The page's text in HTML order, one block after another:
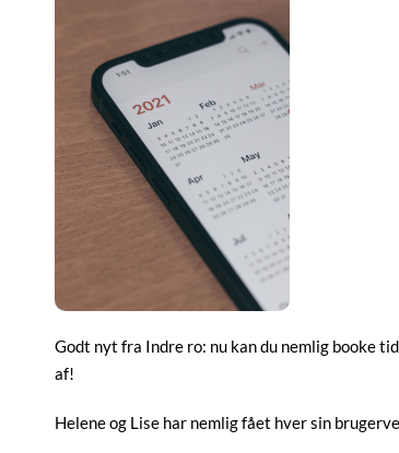
Godt nyt fra Indre ro: nu kan du nemlig booke
af!
Helene og Lise har nemlig fået hver sin